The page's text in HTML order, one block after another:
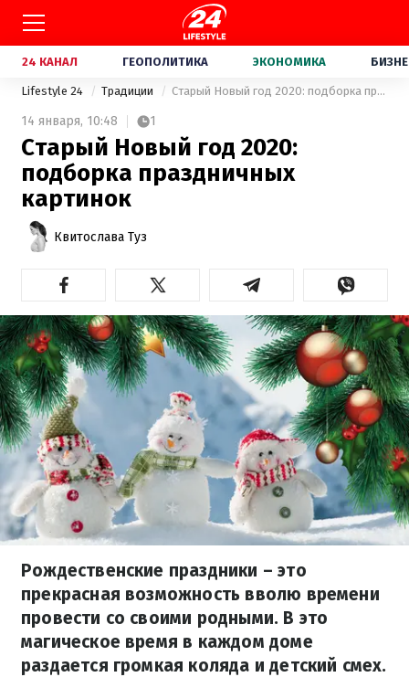
24 КАНАЛ ГЕОПОЛИТИКА ЭКОНОМИКА
Lifestyle 24 Традиции Старый Новый год 2020: подборка праздничных картинок
14 января, 10:48 1
Старый Новый год 2020:
подборка праздничных
картинок
Квитослава Туз
Рождественские праздники – это
прекрасная возможность вволю времени
провести со своими родными. В это
магическое время в каждом доме
раздается громкая коляда и детский смех.